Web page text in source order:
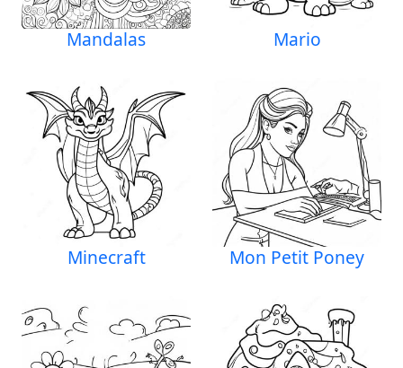
Mandalas Mario
Minecraft Mon Petit Poney